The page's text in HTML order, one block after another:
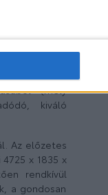
Ehhez a
kialakított
e-TNGA
ki, amely
(mély
kiváló
Az előzetes
x 1835 x
rendkívül
a gondosan